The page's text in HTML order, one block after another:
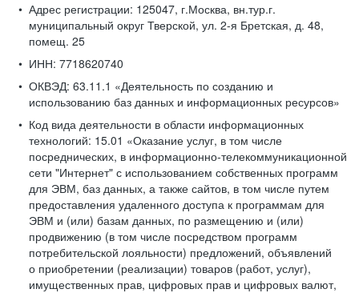
Адрес регистрации: 125047, г.Москва, вн.тур.г.
муниципальный округ Тверской, ул. 2-я Бретская, д. 48,
помещ. 25
ИНН: 7718620740
ОКВЭД: 63.11.1 «Деятельность по созданию и
использованию баз данных и информационных ресурсов»
Код вида деятельности в области информационных
технологий: 15.01 «Оказание услуг, в том числе
посреднических, в информационно-телекоммуникационной
сети "Интернет" с использованием собственных программ
для ЭВМ, баз данных, а также сайтов, в том числе путем
предоставления удаленного доступа к программам для
ЭВМ и (или) базам данных, по размещению и (или)
продвижению (в том числе посредством программ
потребительской лояльности) предложений, объявлений
о приобретении (реализации) товаров (работ, услуг),
имущественных прав, цифровых прав и цифровых валют,